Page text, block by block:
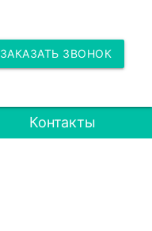
ЗАКАЗАТЬ ЗВОНОК
Контакты